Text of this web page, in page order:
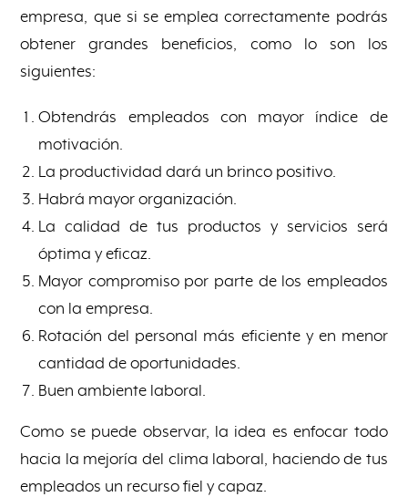
empresa, que si se emplea correctamente podrás
obtener grandes beneficios, como lo son los
siguientes:
Obtendrás empleados con mayor índice de
motivación.
La productividad dará un brinco positivo.
Habrá mayor organización.
La calidad de tus productos y servicios será
óptima y eficaz.
Mayor compromiso por parte de los empleados
con la empresa.
Rotación del personal más eficiente y en menor
cantidad de oportunidades.
Buen ambiente laboral.
Como se puede observar, la idea es enfocar todo
hacia la mejoría del clima laboral, haciendo de tus
empleados un recurso fiel y capaz.